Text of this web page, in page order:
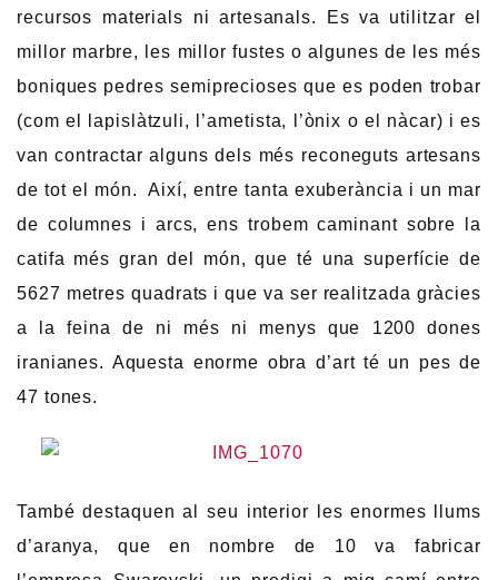
recursos materials ni artesanals. Es va utilitzar el
millor marbre, les millor fustes o algunes de les més
boniques pedres semiprecioses que es poden trobar
(com el lapislàtzuli, l’ametista, l’ònix o el nàcar) i es
van contractar alguns dels més reconeguts artesans
de tot el món. Així, entre tanta exuberància i un mar
de columnes i arcs, ens trobem caminant sobre la
catifa més gran del món, que té una superfície de
5627 metres quadrats i que va ser realitzada gràcies
a la feina de ni més ni menys que 1200 dones
iranianes. Aquesta enorme obra d’art té un pes de
47 tones.
També destaquen al seu interior les enormes llums
d’aranya, que en nombre de 10 va fabricar